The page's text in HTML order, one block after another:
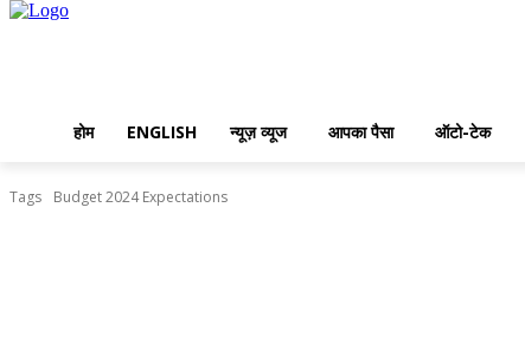
होम ENGLISH न्यूज़ व्यूज आपका पैसा ऑटो-टेक
Tags Budget 2024 Expectations